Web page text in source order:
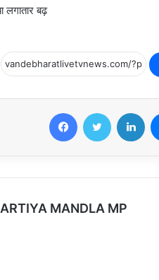
लगातार बढ़
MANDLA MP